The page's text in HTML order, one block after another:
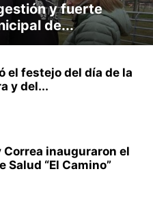
y fuerte
de...
el festejo del día de la
y del...
Correa inauguraron el
Salud “El Camino”